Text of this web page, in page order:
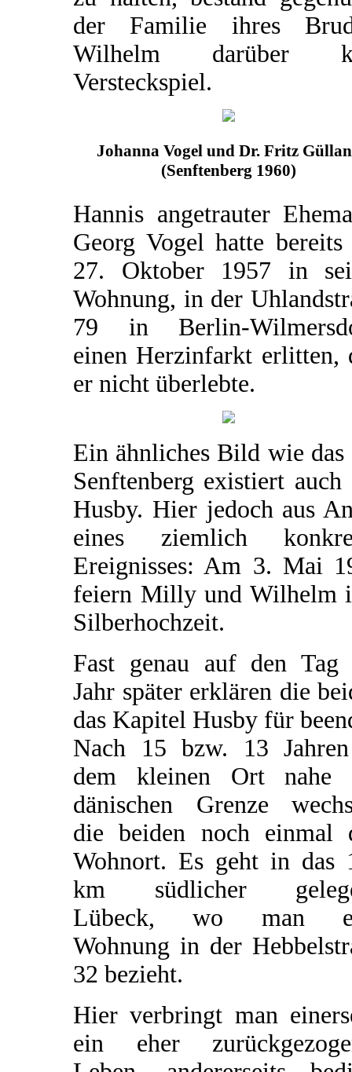
der Familie ihres
Wilhelm darüber
Versteckspiel.
Johanna Vogel und Dr. Fritz
(Senftenberg 1960)
Hannis angetrauter
Georg Vogel hatte bereits
27. Oktober 1957 in
Wohnung, in der
79 in Berlin-
einen Herzinfarkt erlitten,
er nicht überlebte.
Ein ähnliches Bild wie das
Senftenberg existiert auch
Husby. Hier jedoch aus
eines ziemlich
Ereignisses: Am 3. Mai
feiern Milly und Wilhelm
Silberhochzeit.
Fast genau auf den Tag
Jahr später erklären die
das Kapitel Husby für
Nach 15 bzw. 13
dem kleinen Ort nahe
dänischen Grenze
die beiden noch einmal
Wohnort. Es geht in das
km südlicher
Lübeck, wo man
Wohnung in der
32 bezieht.
Hier verbringt man
ein eher